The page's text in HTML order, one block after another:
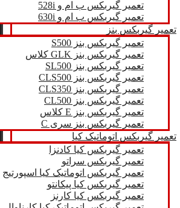
تعمیر گیربکس ب ام و 528i
تعمیر گیربکس ب ام و 630i
تعمیر گیربکس بنز
تعمیر گیربکس بنز S500
تعمیر گیربکس بنز GLK کلاس
تعمیر گیربکس بنز SL500
تعمیر گیربکس بنز CLS500
تعمیر گیربکس بنز CLS350
تعمیر گیربکس بنز CL500
تعمیر گیربکس بنز E کلاس
تعمیر گیربکس بنز سری C
تعمیر گیربکس اتوماتیک کیا
تعمیر گیربکس کیا کادنزا
تعمیر گیربکس سراتو
تعمیر گیربکس اتوماتیک کیا اسپورتیج
تعمیر گیربکس کیا پیکانتو
تعمیر گیربکس کیا کارنز